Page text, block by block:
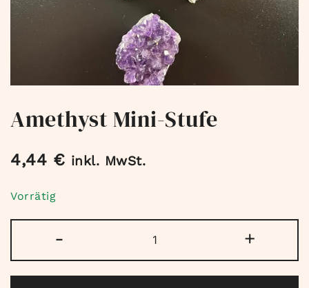
Amethyst Mini-Stufe
4,44 € inkl. MwSt.
Vorrätig
-
Mini-
Stufe
+